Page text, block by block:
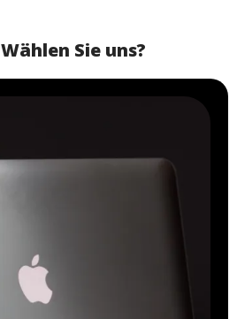
Wählen Sie uns?